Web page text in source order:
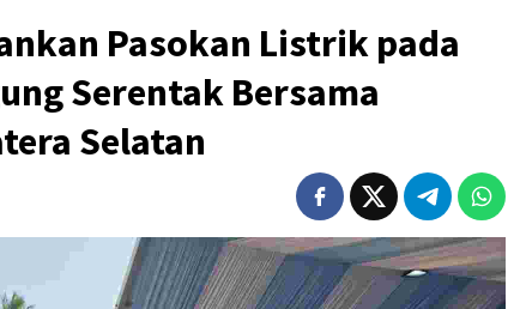
Pasokan Listrik pada
Serentak Bersama
Selatan